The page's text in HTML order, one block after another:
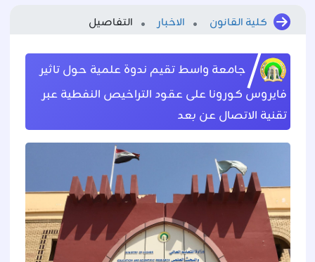
كلية القانون الاخبار التفاصيل
جامعة واسط تقيم ندوة علمية حول تاثير
فايروس كورونا على عقود التراخيص النفطية عبر
تقنية الاتصال عن بعد